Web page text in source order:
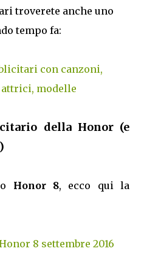
troverete anche uno
tempo fa:
con canzoni,
modelle
della Honor (e
Honor 8, ecco qui la
8 settembre 2016